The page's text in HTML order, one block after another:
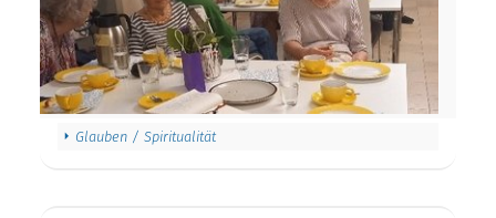
Glauben / Spiritualität